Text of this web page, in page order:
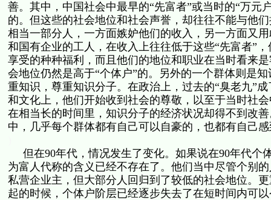
善。其中，中国社会中最早的“先富者”或当时的“万元
的。但这些的社会地位和社会声誉，却往往不能与他
相当一部分人，一方面嫉妒他们的收入，另一方面又
和国有企业的工人，在收入上往往低于这些“先富者”
享受的种种福利，而且他们的地位和职业在当时看来
会地位仍然是高于“个体户”的。另外的一个群体则是
重知识，尊重知识分子。在政治上，过去的“臭老九”
和文化上，他们开始收到社会的尊敬，以至于当时社
在相当长的时间里，知识分子的经济状况却得不到改
中，几乎每个群体都有自己可以自豪的，也都有自己
但在90年代，情况发生了变化。如果说在90年代个
为富人代称的含义已经不存在了。他们当中尽管个别
私营企业主，但大部分人回归到了较低的社会地位。
起的时候，个体户阶层已经逐步失去了在短时间内可